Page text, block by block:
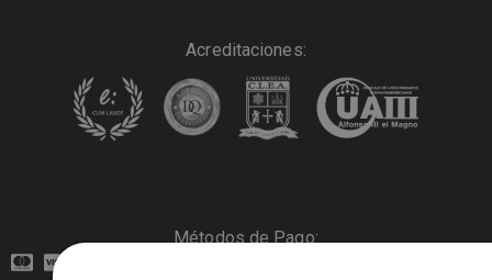
Acreditaciones:
Métodos de Pago: